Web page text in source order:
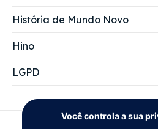
História de Mundo Novo
Hino
LGPD
Você controla a sua